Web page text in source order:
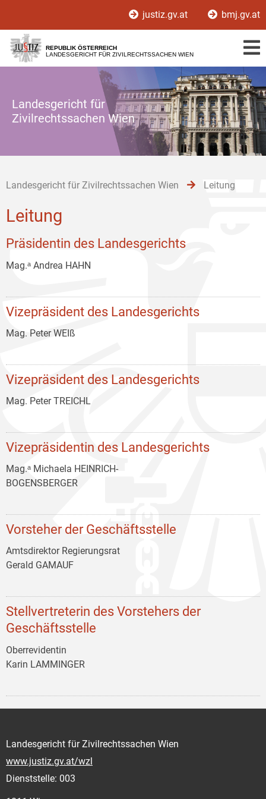
[1]
[2]
[3]
justiz.gv.at bmj.gv.at
REPUBLIK ÖSTERREICH
LANDESGERICHT FÜR ZIVILRECHTSSACHEN WIEN
Landesgericht für
Zivilrechtssachen Wien
Landesgericht für Zivilrechtssachen Wien Leitung
Leitung
Präsidentin des Landesgerichts
Mag.ᵃ Andrea HAHN
Vizepräsident des Landesgerichts
Mag. Peter WEIß
Vizepräsident des Landesgerichts
Mag. Peter TREICHL
Vizepräsidentin des Landesgerichts
Mag.ᵃ Michaela HEINRICH-
BOGENSBERGER
Vorsteher der Geschäftsstelle
Amtsdirektor Regierungsrat
Gerald GAMAUF
Stellvertreterin des Vorstehers der
Geschäftsstelle
Oberrevidentin
Karin LAMMINGER
Landesgericht für Zivilrechtssachen Wien
www.justiz.gv.at/wzl
Dienststelle: 003